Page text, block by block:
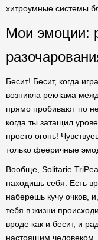
хитроумные системы
Мои эмоции:
Бесит! Бесит, когда
возникла реклама
прямо пробивают по
когда ты затащил
просто огонь!
только фееричные
Вообще, Solitarie
находишь себя. Есть
наберешь кучу очков,
тебя в жизни
вроде как и бесит, и
настоящим